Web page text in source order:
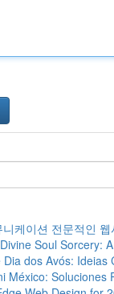
니케이션 전문적인
Soul Sorcery:
Dia dos Avós: Ideias
México: Soluciones